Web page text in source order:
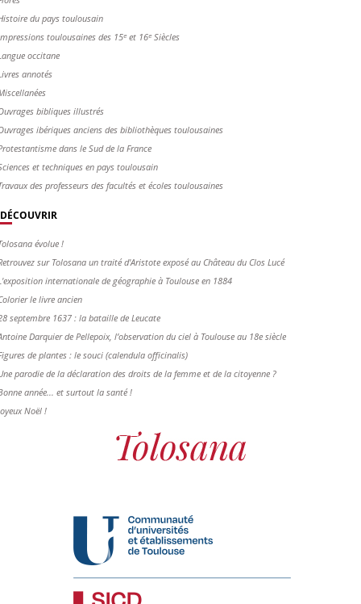
du pays toulousain
toulousaines des 15ᵉ et 16ᵉ Siècles
occitane
annotés
bibliques illustrés
ibériques anciens des bibliothèques toulousaines
dans le Sud de la France
et techniques en pays toulousain
des professeurs des facultés et écoles toulousaines
DÉCOUVRIR
évolue !
sur Tolosana un traité d'Aristote exposé au Château du Clos Lucé
internationale de géographie à Toulouse en 1884
le livre ancien
septembre 1637 : la bataille de Leucate
Darquier de Pellepoix, l’observation du ciel à Toulouse au 18e siècle
de plantes : le souci (calendula officinalis)
parodie de la déclaration des droits de la femme et de la citoyenne ?
année... et surtout la santé !
Noël !